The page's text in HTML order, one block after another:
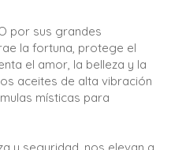
por sus grandes
la fortuna, protege el
el amor, la belleza y la
aceites de alta vibración
místicas para
y seguridad, nos elevan a